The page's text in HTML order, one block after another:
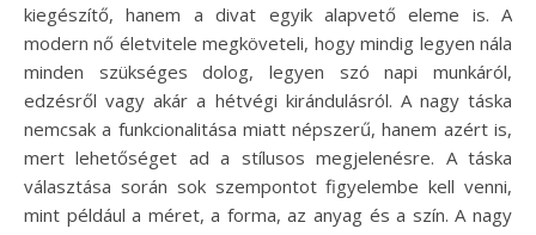
kiegészítő, hanem a divat egyik alapvető eleme is. A
modern nő életvitele megköveteli, hogy mindig legyen nála
minden szükséges dolog, legyen szó napi munkáról,
edzésről vagy akár a hétvégi kirándulásról. A nagy táska
nemcsak a funkcionalitása miatt népszerű, hanem azért is,
mert lehetőséget ad a stílusos megjelenésre. A táska
választása során sok szempontot figyelembe kell venni,
mint például a méret, a forma, az anyag és a szín. A nagy